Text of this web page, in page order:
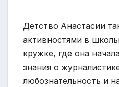
Детство Анастасии
активностями в
кружке, где она
знания о
любознательность и